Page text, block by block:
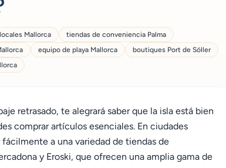
Mallorca
tiendas de conveniencia Palma
equipo de playa Mallorca
boutiques Port de Sóller
retrasado, te alegrará saber que la isla está bien
comprar artículos esenciales. En ciudades
a una variedad de tiendas de
y Eroski, que ofrecen una amplia gama de